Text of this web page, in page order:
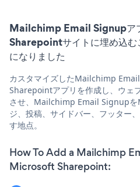
Mailchimp Email Signup
Sharepointサイトに埋め込む
になりました
カスタマイズしたMailchimp
Sharepointアプリを作成し、ウェ
させ、Mailchimp Email Signup
ジ、投稿、サイドバー、フッター
す地点。
How To Add a Mailchimp
Microsoft Sharepoint: